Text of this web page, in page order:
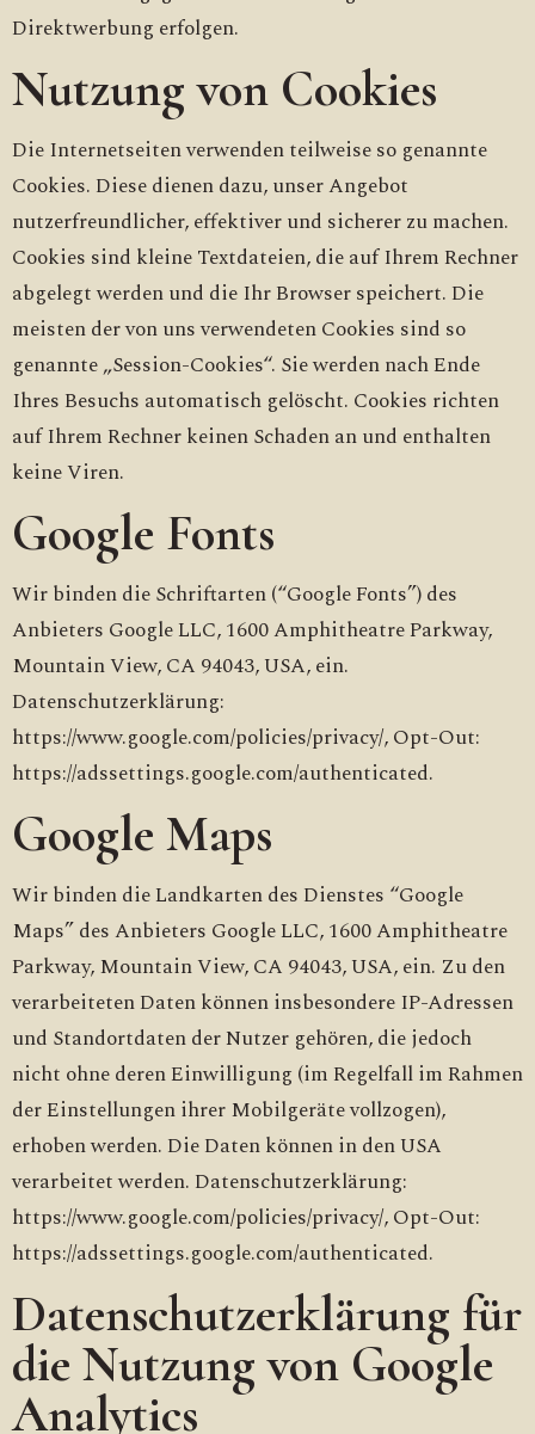
Direktwerbung erfolgen.
Nutzung von Cookies
Die Internetseiten verwenden teilweise so genannte
Cookies. Diese dienen dazu, unser Angebot
nutzerfreundlicher, effektiver und sicherer zu machen.
Cookies sind kleine Textdateien, die auf Ihrem Rechner
abgelegt werden und die Ihr Browser speichert. Die
meisten der von uns verwendeten Cookies sind so
genannte „Session-Cookies“. Sie werden nach Ende
Ihres Besuchs automatisch gelöscht. Cookies richten
auf Ihrem Rechner keinen Schaden an und enthalten
keine Viren.
Google Fonts
Wir binden die Schriftarten (“Google Fonts”) des
Anbieters Google LLC, 1600 Amphitheatre Parkway,
Mountain View, CA 94043, USA, ein.
Datenschutzerklärung:
https://www.google.com/policies/privacy/, Opt-Out:
https://adssettings.google.com/authenticated.
Google Maps
Wir binden die Landkarten des Dienstes “Google
Maps” des Anbieters Google LLC, 1600 Amphitheatre
Parkway, Mountain View, CA 94043, USA, ein. Zu den
verarbeiteten Daten können insbesondere IP-Adressen
und Standortdaten der Nutzer gehören, die jedoch
nicht ohne deren Einwilligung (im Regelfall im Rahmen
der Einstellungen ihrer Mobilgeräte vollzogen),
erhoben werden. Die Daten können in den USA
verarbeitet werden. Datenschutzerklärung:
https://www.google.com/policies/privacy/, Opt-Out:
https://adssettings.google.com/authenticated.
Datenschutzerklärung für
die Nutzung von Google
Analytics